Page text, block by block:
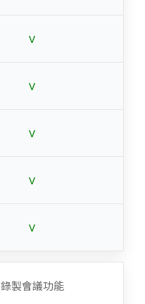
V
V
V
V
V
錄製會議功能